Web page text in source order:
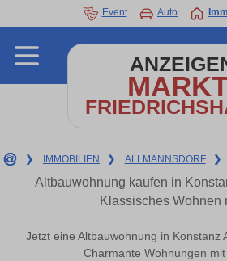
Event Auto
❯ IMMOBILIEN ❯ ALLMANNSDORF ❯
Altbauwohnung kaufen in
Klassisches Wohnen
Jetzt eine Altbauwohnung in Konstanz
Charmante Wohnungen